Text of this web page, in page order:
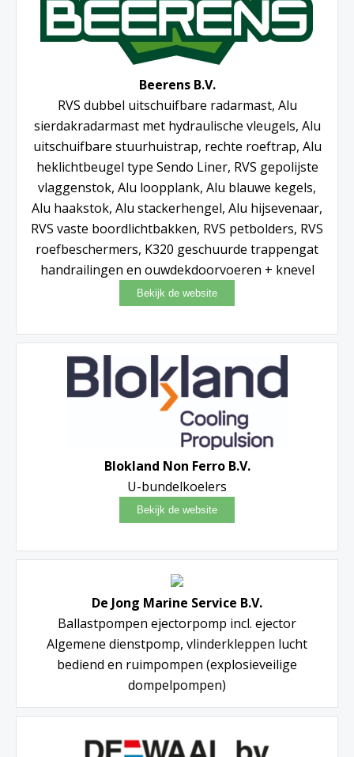
Beerens B.V.
RVS dubbel uitschuifbare radarmast, Alu
sierdakradarmast met hydraulische vleugels, Alu
uitschuifbare stuurhuistrap, rechte roeftrap, Alu
heklichtbeugel type Sendo Liner, RVS gepolijste
vlaggenstok, Alu loopplank, Alu blauwe kegels,
Alu haakstok, Alu stackerhengel, Alu hijsevenaar,
RVS vaste boordlichtbakken, RVS petbolders, RVS
roefbeschermers, K320 geschuurde trappengat
handrailingen en ouwdekdoorvoeren + knevel
Blokland Non Ferro B.V.
U-bundelkoelers
De Jong Marine Service B.V.
Ballastpompen ejectorpomp incl. ejector
Algemene dienstpomp, vlinderkleppen lucht
bediend en ruimpompen (explosieveilige
dompelpompen)